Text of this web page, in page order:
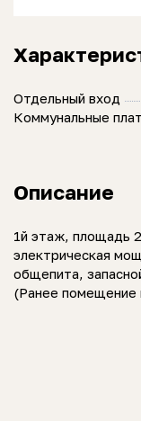
Отдельный вход
Коммунальные
Описание
1й этаж, площадь
электрическая
общепита,
(Ранее помещение